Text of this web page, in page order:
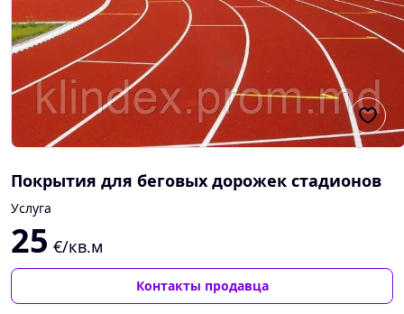
Покрытия для беговых дорожек стадионов
Услуга
25 €/кв.м
Контакты продавца